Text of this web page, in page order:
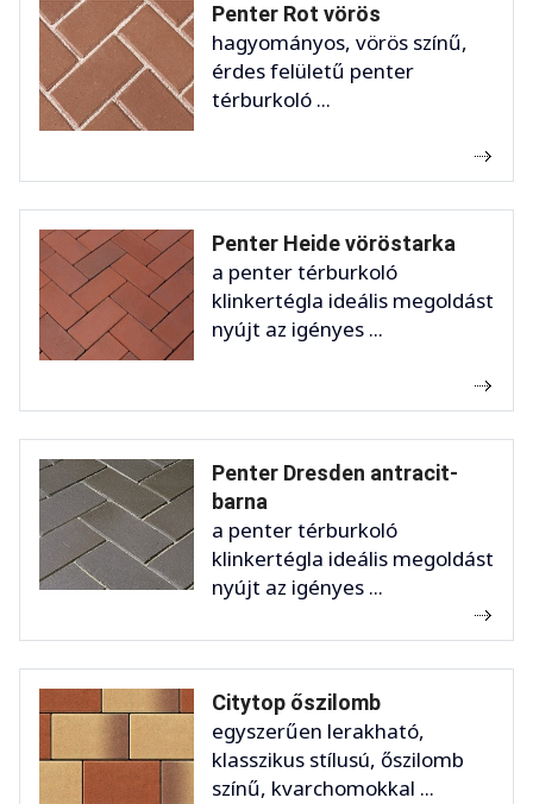
Penter Rot vörös
hagyományos, vörös színű,
érdes felületű penter
térburkoló ...
Penter Heide vöröstarka
a penter térburkoló
klinkertégla ideális megoldást
nyújt az igényes ...
Penter Dresden antracit-
barna
a penter térburkoló
klinkertégla ideális megoldást
nyújt az igényes ...
Citytop őszilomb
egyszerűen lerakható,
klasszikus stílusú, őszilomb
színű, kvarchomokkal ...